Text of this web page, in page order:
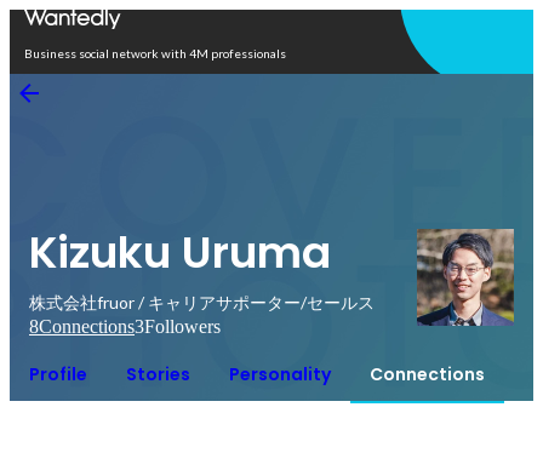
Business social network with 4M professionals
Kizuku Uruma
株式会社fruor / キャリアサポーター/セールス
8Connections3Followers
Profile Stories Personality Connections